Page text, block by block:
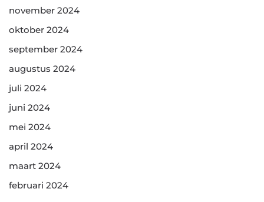
november 2024
oktober 2024
september 2024
augustus 2024
juli 2024
juni 2024
mei 2024
april 2024
maart 2024
februari 2024